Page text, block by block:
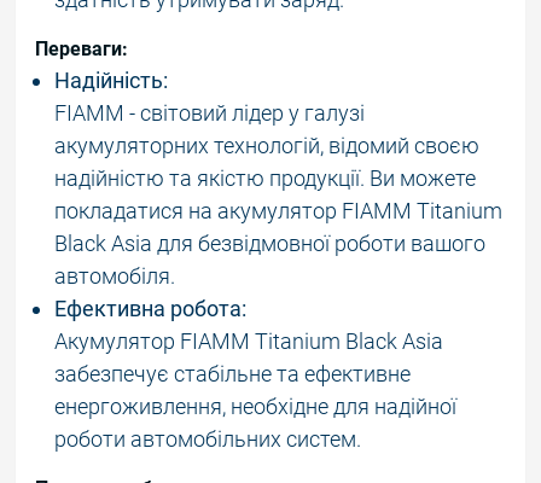
Переваги:
Надійність:
FIAMM - світовий лідер у галузі
акумуляторних технологій, відомий своєю
надійністю та якістю продукції. Ви можете
покладатися на акумулятор FIAMM Titanium
Black Asia для безвідмовної роботи вашого
автомобіля.
Ефективна робота:
Акумулятор FIAMM Titanium Black Asia
забезпечує стабільне та ефективне
енергоживлення, необхідне для надійної
роботи автомобільних систем.